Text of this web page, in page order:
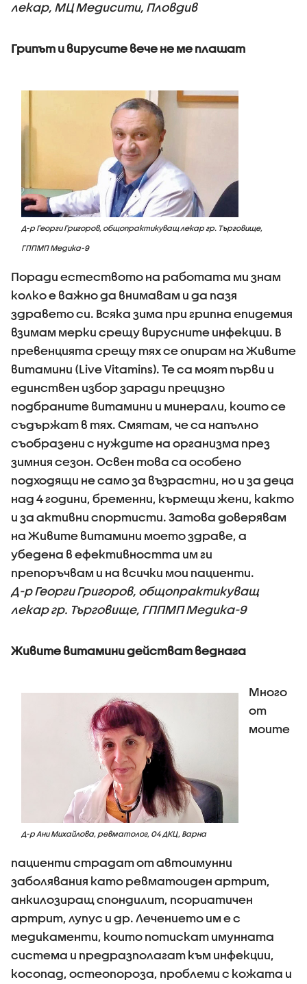
лекар, МЦ Медисити, Пловдив
Грипът и вирусите вече не ме плашат
Д-р Георги Григоров, общопрактикуващ лекар гр. Търговище,
ГППМП Медика-9
Поради естеството на работата ми знам
колко е важно да внимавам и да пазя
здравето си. Всяка зима при грипна епидемия
взимам мерки срещу вирусните инфекции. В
превенцията срещу тях се опирам на Живите
витамини (Live Vitamins). Те са моят първи и
единствен избор заради прецизно
подбраните витамини и минерали, които се
съдържат в тях. Смятам, че са напълно
съобразени с нуждите на организма през
зимния сезон. Освен това са особено
подходящи не само за възрастни, но и за деца
над 4 години, бременни, кърмещи жени, както
и за активни спортисти. Затова доверявам
на Живите витамини моето здраве, а
убедена в ефективността им ги
препоръчвам и на всички мои пациенти.
Д-р Георги Григоров, общопрактикуващ
лекар гр. Търговище, ГППМП Медика-9
Живите витамини действат веднага
Д-р Ани Михайлова, ревматолог, 04 ДКЦ, Варна
Много
от
моите
пациенти страдат от автоимунни
заболявания като ревматоиден артрит,
анкилозиращ спондилит, псориатичен
артрит, лупус и др. Лечението им е с
медикаменти, които потискат имунната
система и предразполагат към инфекции,
косопад, остеопороза, проблеми с кожата и